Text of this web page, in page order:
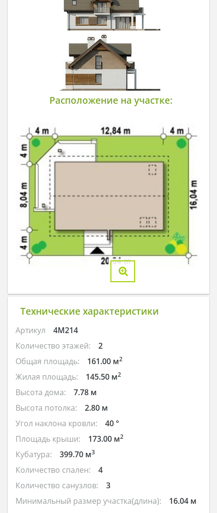
Расположение на участке:
Технические характеристики
Артикул
4M214
Количество этажей:
2
Общая площадь:
161.00 м2
Жилая площадь: 145.50 м2
Высота дома:
7.78 м
Высота потолка:
2.80 м
Угол наклона кровли:
40 °
Площадь крыши:
173.00 м2
Кубатура: 399.70 м3
Количество спален:
4
Количество санузлов:
3
Минимальный размер участка(длина):
16.04 м